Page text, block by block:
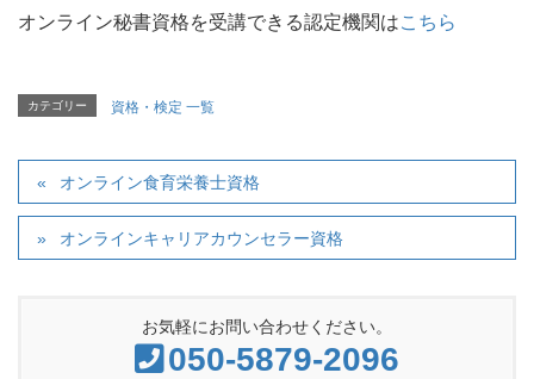
オンライン秘書資格を受講できる認定機関はこちら
カテゴリー 資格・検定 一覧
オンライン食育栄養士資格
オンラインキャリアカウンセラー資格
お気軽にお問い合わせください。
050-5879-2096